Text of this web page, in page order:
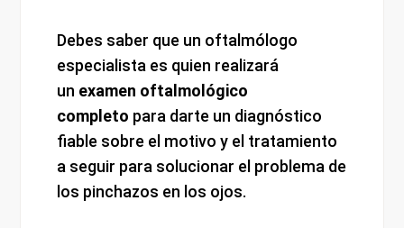
Debes saber que un oftalmólogo
especialista es quien realizará
un examen oftalmológico
completo para darte un diagnóstico
fiable sobre el motivo y el tratamiento
a seguir para solucionar el problema de
los pinchazos en los ojos.